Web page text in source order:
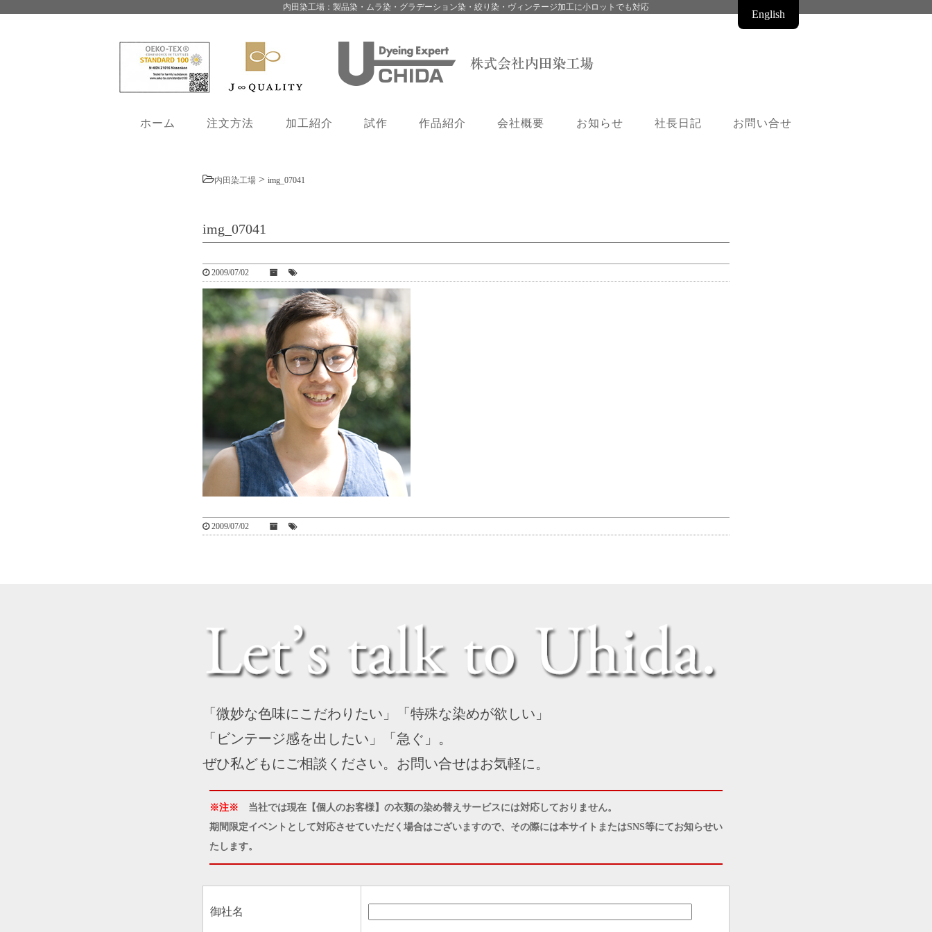
内田染工場：製品染・ムラ染・グラデーション染・絞り染・ヴィンテージ加工に小ロットでも対応
English
ホーム 注文方法 加工紹介 試作 作品紹介 会社概要 お知らせ 社長日記 お問い合せ
内田染工場 > img_07041
img_07041
2009/07/02
2009/07/02
「微妙な色味にこだわりたい」「特殊な染めが欲しい」
「ビンテージ感を出したい」「急ぐ」。
ぜひ私どもにご相談ください。お問い合せはお気軽に。
※注※ 当社では現在【個人のお客様】の衣類の染め替えサービスには対応しておりません。
期間限定イベントとして対応させていただく場合はございますので、その際には本サイトまたはSNS等にてお知らせい
たします。
御社名